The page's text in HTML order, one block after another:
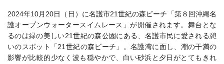
2024年10月20日（日）に名護市21世紀の森ビーチ 「第８回沖縄名
護オープンウォータースイムレース 」が開催されます。舞台とな
るのは緑の美しい21世紀の森公園にある、名護市民に愛される憩
いのスポット「21世紀の森ビーチ」。名護湾に面し、潮の干満の
影響が比較的少なく波も穏やかで、白い砂浜と夕日がとてもきれ